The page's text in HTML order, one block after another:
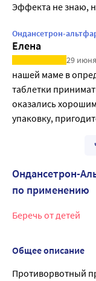
Эффекта не знаю,
Ондансетрон-
Елена
29
нашей маме в
таблетки
оказались
упаковку,
Ондансетрон-
по применению
Беречь от детей
Общее описание
Противорвотный